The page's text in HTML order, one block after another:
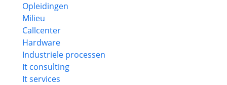
Opleidingen
Milieu
Callcenter
Hardware
Industriele processen
It consulting
It services